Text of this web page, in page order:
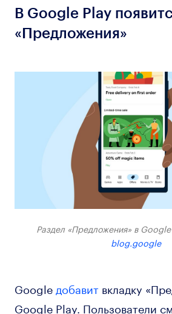
В Google Play
«Предложения»
Раздел «Предложения» в
blog.google
Google добавитвкладку
Google Play. Пользователи